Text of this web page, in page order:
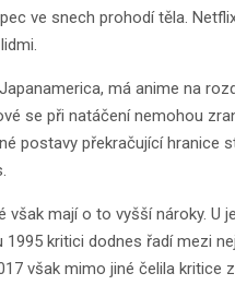
ve snech prohodí těla.
má anime na
se při natáčení nemohou
postavy překračující hranice
mají o to vyšší nároky. U
kritici dodnes řadí mezi
však mimo jiné čelila kritice